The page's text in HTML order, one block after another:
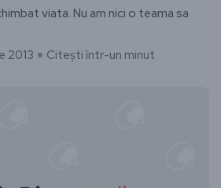
viata. Nu am nici o teama sa
2013 Citești într-un minut